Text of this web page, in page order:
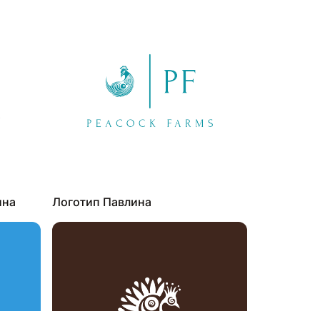
Логотип Павлина